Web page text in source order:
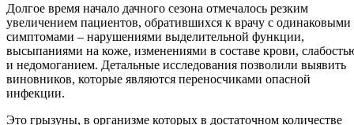
Долгое время начало дачного сезона отмечалось резким
увеличением пациентов, обратившихся к врачу с одинаковыми
симптомами – нарушениями выделительной функции,
высыпаниями на коже, изменениями в составе крови,
и недомоганием. Детальные исследования позволили выявить
виновников, которые являются переносчиками опасной
инфекции.
Это грызуны, в организме которых в достаточном количестве